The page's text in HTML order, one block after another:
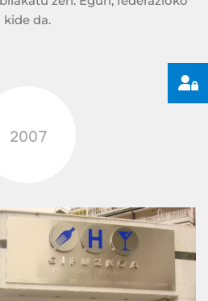
kide da.
2007